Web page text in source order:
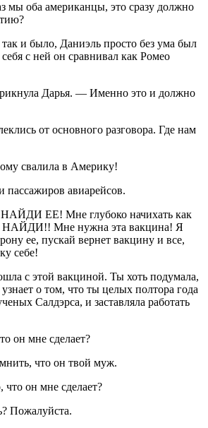
мы оба американцы, это сразу должно
и было, Даниэль просто без ума был
с ней он сравнивал как Ромео
Дарья. — Именно это и должно
от основного разговора. Где нам
свалила в Америку!
авиарейсов.
ЕЕ! Мне глубоко начихать как
НАЙДИ!! Мне нужна эта вакцина! Я
ее, пускай вернет вакцину и все,
себе!
с этой вакциной. Ты хоть подумала,
узнает о том, что ты целых полтора года
Салдэрса, и заставляла работать
он мне сделает?
что он твой муж.
он мне сделает?
Пожалуйста.